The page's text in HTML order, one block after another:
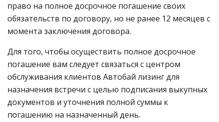
право на полное досрочное погашение своих
обязательств по договору, но не ранее 12 месяцев с
момента заключения договора.
Для того, чтобы осуществить полное досрочное
погашение вам следует связаться с центром
обслуживания клиентов Автобай лизинг для
назначения встречи с целью подписания выкупных
документов и уточнения полной суммы к
погашению на назначенный день.